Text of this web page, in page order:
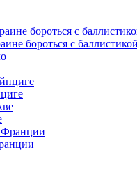
бороться с баллистикой